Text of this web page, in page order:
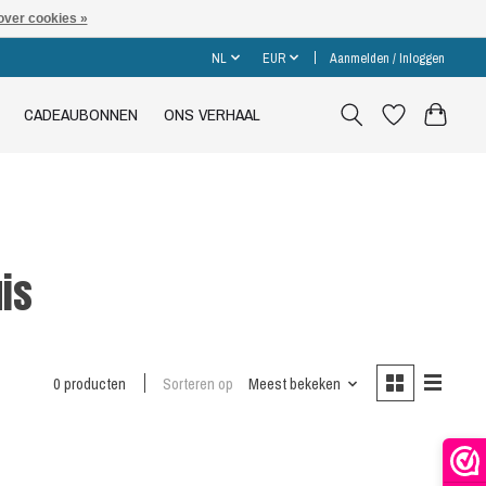
NL EUR Aanmelden / Inloggen
CADEAUBONNEN ONS VERHAAL
0 producten Sorteren op Meest bekeken
cookies »